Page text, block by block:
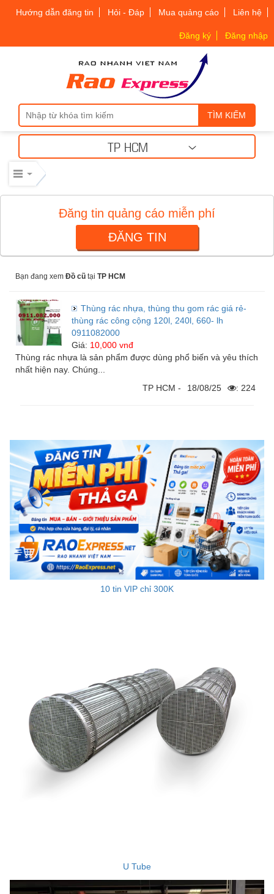
Thiết bị công nghiệp
Mua bán thiết bị cơ giới
Điện lạnh – linh kiện
Điện lạnh – linh kiện
Thiết bị Điện lạnh
Dịch vụ bảo trì
Dịch vụ bảo trì thiết bị
Dịch vụ bảo trì thiết bị
Đồ cũ
Đồ cũ
Đồ cũ
Hướng dẫn đăng tin Hỏi - Đáp Mua quảng cáo Liên hệ
Đăng ký Đăng nhập
TP HCM
TÌM KIẾM
Đăng tin quảng cáo miễn phí
ĐĂNG TIN
Bạn đang xem Đồ cũ tại TP HCM
Thùng rác nhựa, thùng thu gom rác giá rẻ-
thùng rác công cộng 120l, 240l, 660- lh
0911082000
Giá: 10,000 vnđ
Thùng rác nhựa là sản phẩm được dùng phổ biến và yêu thích
nhất hiện nay. Chúng...
TP HCM -
18/08/25 : 224
10 tin VIP chỉ 300K
U Tube